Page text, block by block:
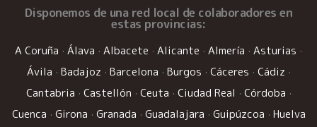
Disponemos de una red local de colaboradores en
estas provincias:
A Coruña · Álava · Albacete · Alicante · Almería · Asturias ·
Ávila · Badajoz · Barcelona · Burgos · Cáceres · Cádiz ·
Cantabria · Castellón · Ceuta · Ciudad Real · Córdoba ·
Cuenca · Girona · Granada · Guadalajara · Guipúzcoa · Huelva